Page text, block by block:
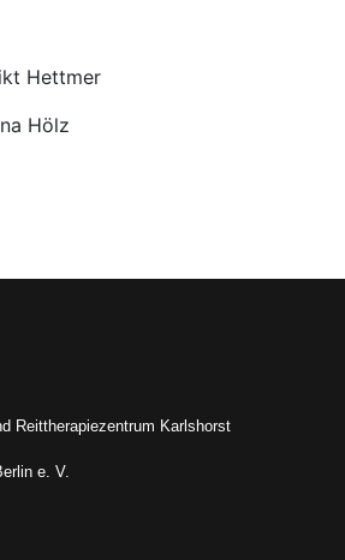
Hettmer
Hölz
Reittherapiezentrum Karlshorst
e. V.